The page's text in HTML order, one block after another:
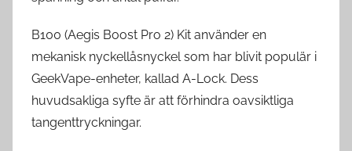
B100 (Aegis Boost Pro 2) Kit använder en
mekanisk nyckellåsnyckel som har blivit populär i
GeekVape-enheter, kallad A-Lock. Dess
huvudsakliga syfte är att förhindra oavsiktliga
tangenttryckningar.